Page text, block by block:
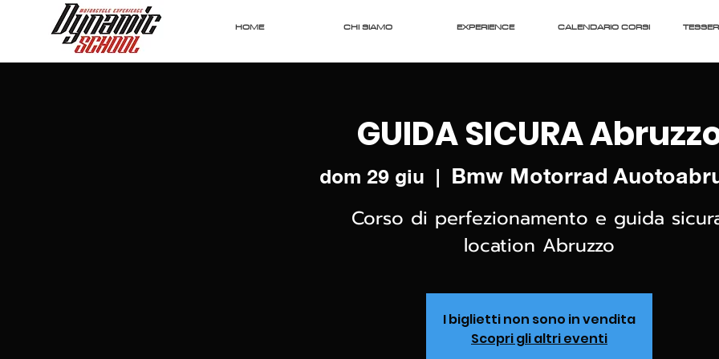
HOME CHI SIAMO EXPERIENCE CALENDARIO CORSI
GUIDA SICURA
dom 29 giu Bmw Motorrad
Corso di perfezionamento e guida
location Abruzzo
I biglietti non sono in vendita
Scopri gli altri eventi